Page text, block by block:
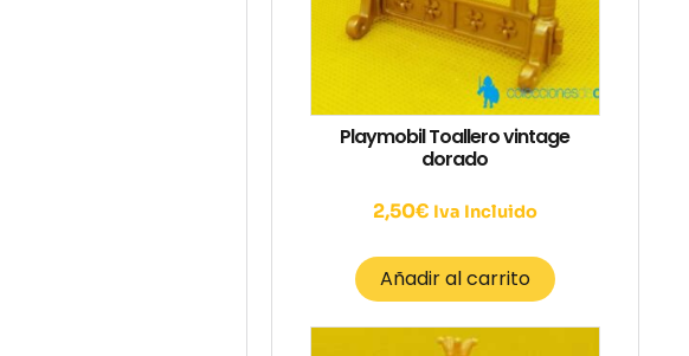
Playmobil Toallero vintage
dorado
2,50€ Iva Incluido
Añadir al carrito